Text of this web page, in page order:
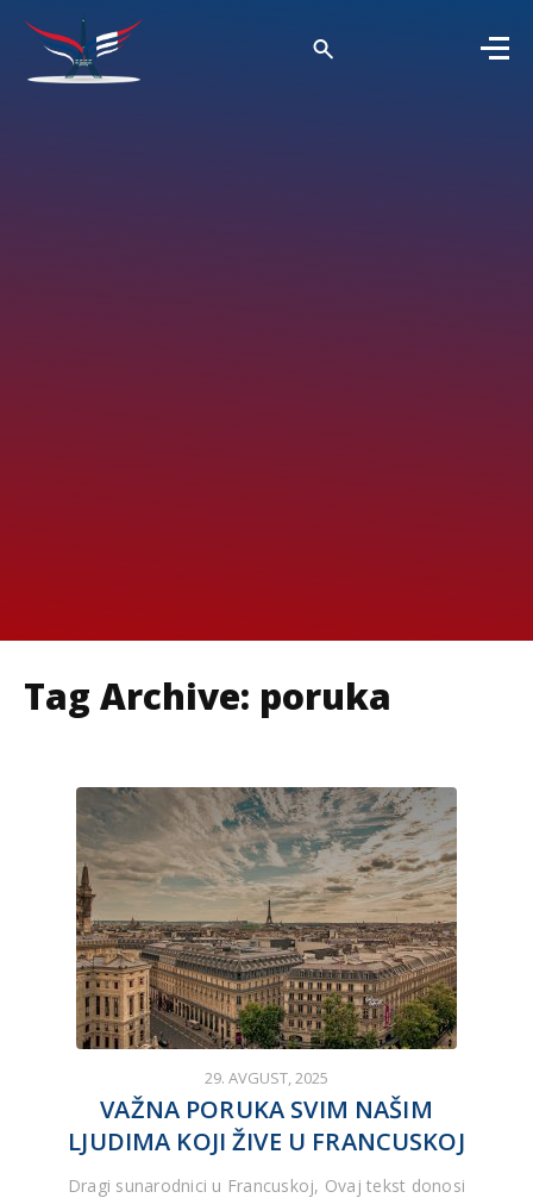
Tag Archive: poruka
29. AVGUST, 2025
VAŽNA PORUKA SVIM NAŠIM
LJUDIMA KOJI ŽIVE U FRANCUSKOJ
Dragi sunarodnici u Francuskoj, Ovaj tekst donosi